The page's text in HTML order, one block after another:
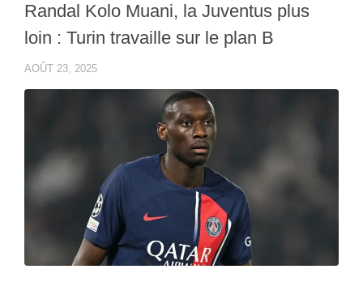
Randal Kolo Muani, la Juventus plus
loin : Turin travaille sur le plan B
AOÛT 23, 2025